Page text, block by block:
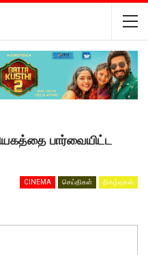
பார்வையிட்ட
CINEMA செய்திகள் நிகழ்வுகள்